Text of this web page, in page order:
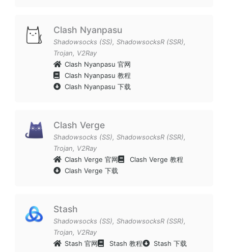
Clash Nyanpasu
Shadowsocks (SS), ShadowsocksR (SSR),
Trojan, V2Ray
Clash Nyanpasu 官网
Clash Nyanpasu 教程
Clash Nyanpasu 下载
Clash Verge
Shadowsocks (SS), ShadowsocksR (SSR),
Trojan, V2Ray
Clash Verge 官网
Clash Verge 教程
Clash Verge 下载
Stash
Shadowsocks (SS), ShadowsocksR (SSR),
Trojan, V2Ray
Stash 官网
Stash 教程 Stash 下载